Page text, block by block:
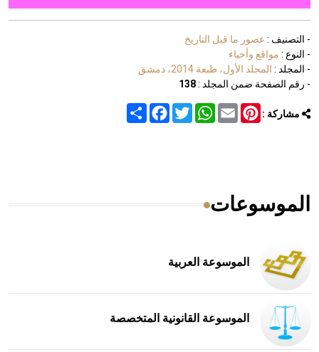
:عصور ما قبل التاريخ
:مواقع وأحياء
:المجلد الأول، طبعة 2014، دمشق
الصفحة ضمن المجلد :138
:
Share
FacebookTwitter
WhatsAppEmail
Pinterest
الموسوعة العربية
الموسوعة القانونية المتخصصة